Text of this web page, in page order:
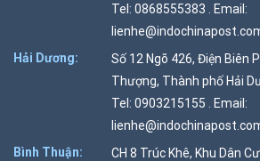
Tel: 0868555383 . Email:
Hải Dương:
Số 12 Ngõ 426, Điện Biên
Thượng, Thành phố Hải
Tel: 0903215155 . Email:
Bình Thuận:
CH 8 Trúc Khê, Khu Dân